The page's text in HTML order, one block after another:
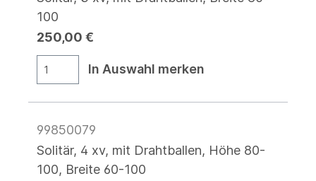
100
250,00 €
In Auswahl merken
99850079
Solitär, 4 xv, mit Drahtballen, Höhe 80-
100, Breite 60-100